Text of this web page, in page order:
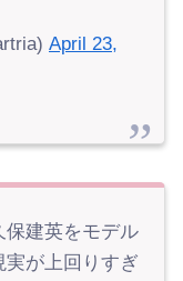
April 23,
保建英をモデル
が上回りすぎ